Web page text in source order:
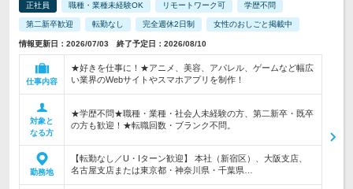
正社員 職種・業種未経験OK リモートワーク可 学歴不問
第二新卒歓迎 転勤なし 完全週休2日制 女性のおしごと掲載中
情報更新日：2026/07/03 終了予定日：2026/08/10
仕事内容
★好きを仕事に！★アニメ、美容、アパレル、ゲームなど幅広
い業界のWebサイトやスマホアプリを制作！
対象と
なる方
★学歴不問★職種・業種・社会人未経験の方、第二新卒・既卒
の方も歓迎！★転職回数・ブランク不問。
勤務地
【転勤なし／U・Iターン歓迎】 本社（新宿区）、大阪支店、
名古屋支店または東京都・神奈川県・千葉県…